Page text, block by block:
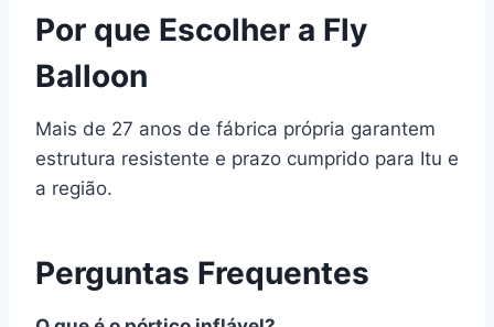
Por que Escolher a Fly
Balloon
Mais de 27 anos de fábrica própria garantem
estrutura resistente e prazo cumprido para Itu e
a região.
Perguntas Frequentes